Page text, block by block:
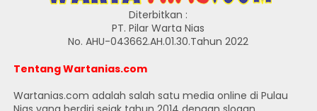
Diterbitkan :
PT. Pilar Warta Nias
No. AHU-043662.AH.01.30.Tahun 2022
Tentang Wartanias.com
Wartanias.com adalah salah satu media online di Pulau